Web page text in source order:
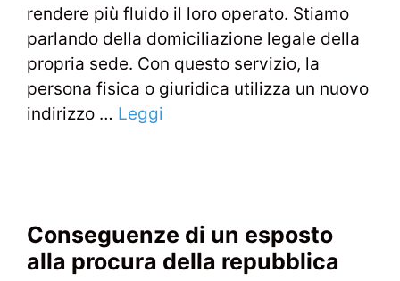
rendere più fluido il loro operato. Stiamo
parlando della domiciliazione legale della
propria sede. Con questo servizio, la
persona fisica o giuridica utilizza un nuovo
indirizzo … Leggi
Conseguenze di un esposto
alla procura della repubblica